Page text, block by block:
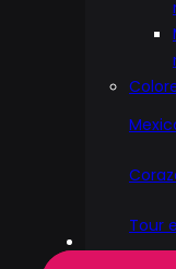
Tour